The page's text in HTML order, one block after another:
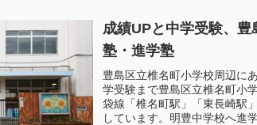
成績UPと中学受験、
塾・進学塾
豊島区立椎名町小学校周辺に
学受験まで豊島区立椎名町小
袋線「椎名町駅」「東長崎駅
しています。明豊中学校へ進